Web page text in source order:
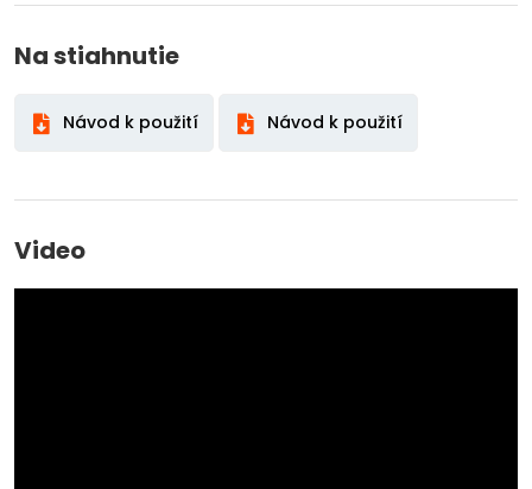
Na stiahnutie
Návod k použití Návod k použití
Video